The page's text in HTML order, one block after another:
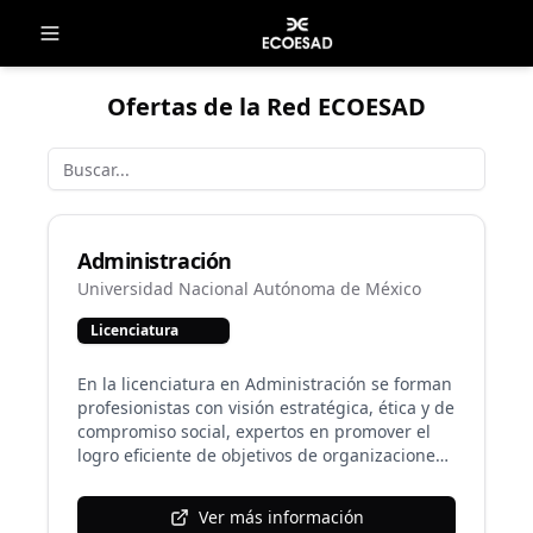
Ofertas de la Red ECOESAD
Administración
Universidad Nacional Autónoma de México
Licenciatura
En la licenciatura en Administración se forman
profesionistas con visión estratégica, ética y de
compromiso social, expertos en promover el
logro eficiente de objetivos de organizaciones
niveles jerárquicos, a través del análisis y la
comprensión de sus funciones sustantivas
Ver más información